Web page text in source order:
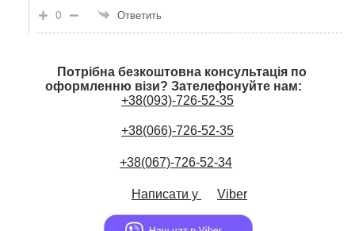
0 Ответить
Потрібна безкоштовна консультація по
оформленню візи? Зателефонуйте нам:
+38(093)-726-52-35
+38(066)-726-52-35
+38(067)-726-52-34
Написати у Viber